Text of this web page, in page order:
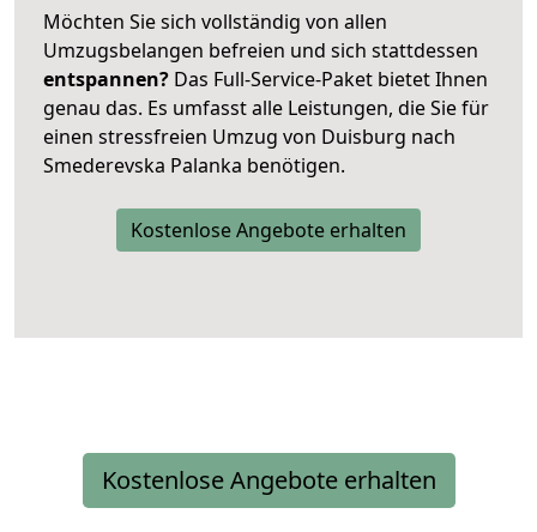
Möchten Sie sich vollständig von allen
Umzugsbelangen befreien und sich stattdessen
entspannen? Das Full-Service-Paket bietet Ihnen
genau das. Es umfasst alle Leistungen, die Sie für
einen stressfreien Umzug von Duisburg nach
Smederevska Palanka benötigen.
Kostenlose Angebote erhalten
Kostenlose Angebote erhalten